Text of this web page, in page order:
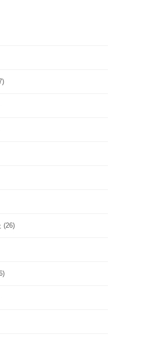
(26)